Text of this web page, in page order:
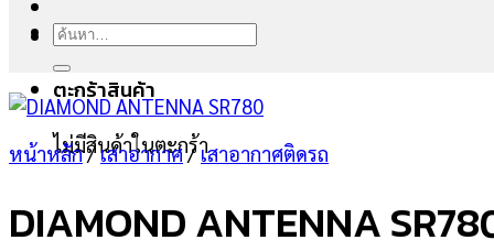
ตะกร้าสินค้า
ไม่มีสินค้าในตะกร้า
ค้นหา:
หน้าหลัก/เสาอากาศ /เสาอากาศติดรถ
DIAMOND ANTENNA